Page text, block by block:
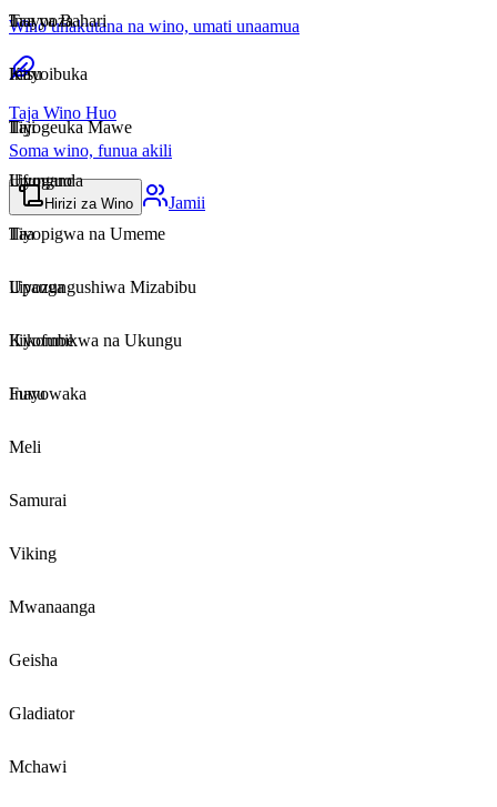
Taa ya Bahari
Kisu
Taji
Ufunguo
Taa
Upanga
Kikombe
Fuvu
Meli
Samurai
Viking
Mwanaanga
Geisha
Gladiator
Mchawi
Inayooza
Inayoibuka
Iliyogeuka Mawe
Iliyoganda
Iliyopigwa na Umeme
Iliyozungushiwa Mizabibu
Iliyofunikwa na Ukungu
Inayowaka
Wino unakutana na wino, umati unaamua
Taja Wino Huo
Soma wino, funua akili
Hirizi za Wino Jamii